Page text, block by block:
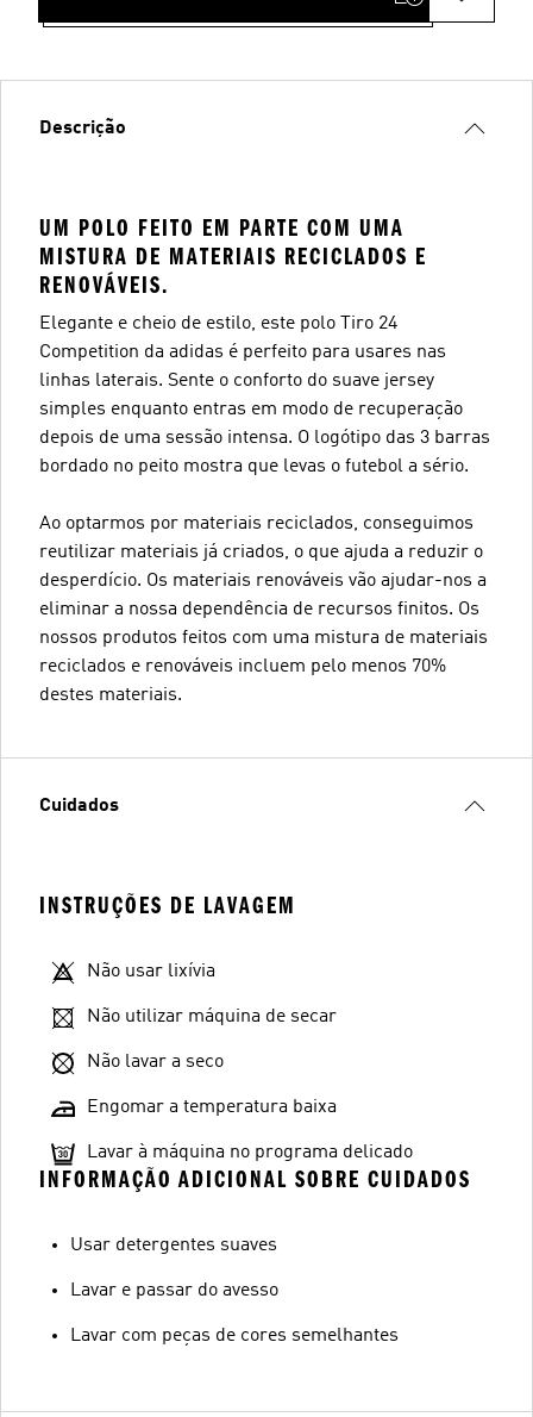
Descrição
UM POLO FEITO EM PARTE COM UMA
MISTURA DE MATERIAIS RECICLADOS E
RENOVÁVEIS.
Elegante e cheio de estilo, este polo Tiro 24
Competition da adidas é perfeito para usares nas
linhas laterais. Sente o conforto do suave jersey
simples enquanto entras em modo de recuperação
depois de uma sessão intensa. O logótipo das 3 barras
bordado no peito mostra que levas o futebol a sério.
Ao optarmos por materiais reciclados, conseguimos
reutilizar materiais já criados, o que ajuda a reduzir o
desperdício. Os materiais renováveis vão ajudar-nos a
eliminar a nossa dependência de recursos finitos. Os
nossos produtos feitos com uma mistura de materiais
reciclados e renováveis incluem pelo menos 70%
destes materiais.
Cuidados
INSTRUÇÕES DE LAVAGEM
Não usar lixívia
Não utilizar máquina de secar
Não lavar a seco
Engomar a temperatura baixa
Lavar à máquina no programa delicado
INFORMAÇÃO ADICIONAL SOBRE CUIDADOS
Usar detergentes suaves
Lavar e passar do avesso
Lavar com peças de cores semelhantes